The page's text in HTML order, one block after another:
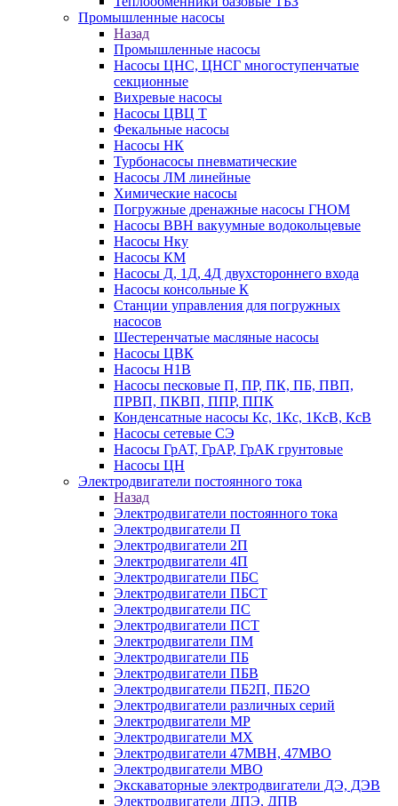
Промышленные насосы
Назад
Промышленные насосы
Насосы ЦНС, ЦНСГ многоступенчатые
секционные
Вихревые насосы
Насосы ЦВЦ Т
Фекальные насосы
Насосы НК
Турбонасосы пневматические
Насосы ЛМ линейные
Химические насосы
Погружные дренажные насосы ГНОМ
Насосы ВВН вакуумные водокольцевые
Насосы Нку
Насосы КМ
Насосы Д, 1Д, 4Д двухстороннего входа
Насосы консольные К
Станции управления для погружных
насосов
Шестеренчатые масляные насосы
Насосы ЦВК
Насосы Н1В
Насосы песковые П, ПР, ПК, ПБ, ПВП,
ПРВП, ПКВП, ППР, ППК
Конденсатные насосы Кс, 1Кс, 1КсВ, КсВ
Насосы сетевые СЭ
Насосы ГрАТ, ГрАР, ГрАК грунтовые
Насосы ЦН
Электродвигатели постоянного тока
Назад
Электродвигатели постоянного тока
Электродвигатели П
Электродвигатели 2П
Электродвигатели 4П
Электродвигатели ПБС
Электродвигатели ПБСТ
Электродвигатели ПС
Электродвигатели ПСТ
Электродвигатели ПМ
Электродвигатели ПБ
Электродвигатели ПБВ
Электродвигатели ПБ2П, ПБ2О
Электродвигатели различных серий
Электродвигатели МР
Электродвигатели MX
Электродвигатели 47MBH, 47МВО
Электродвигатели MBO
Экскаваторные электродвигатели ДЭ, ДЭВ
Электродвигатели ДПЭ, ДПВ